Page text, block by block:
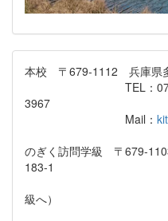
本校 〒679-1112 兵庫県
TEL：0795-32-
3967
Mail：
のぎく訪問学級 〒679-
183-1
（TEL・FAX
級へ）